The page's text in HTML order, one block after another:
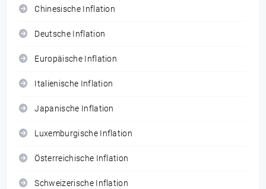
Chinesische Inflation
Deutsche Inflation
Europäische Inflation
Italienische Inflation
Japanische Inflation
Luxemburgische Inflation
Österreichische Inflation
Schweizerische Inflation